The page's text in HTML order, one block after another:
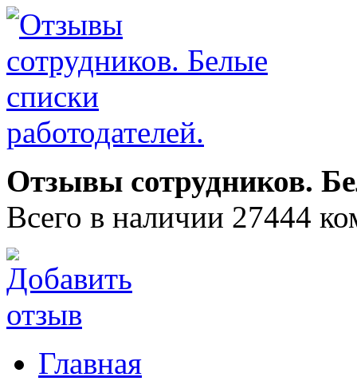
Отзывы сотрудников.
Всего в наличии 27444
Главная